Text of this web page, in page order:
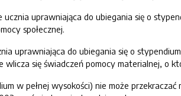
ucznia uprawniająca do ubiegania się o
społecznej.
uprawniająca do ubiegania się o
się świadczeń pomocy materialnej, o
w pełnej wysokości) nie może